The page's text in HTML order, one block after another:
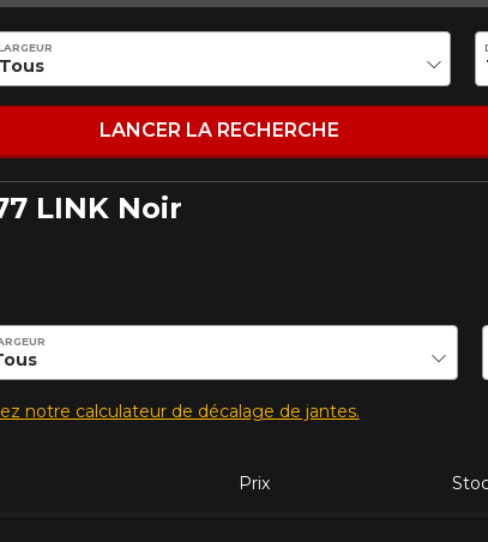
LINK Noir
LANCER LA RECHERCHE
ce produit.
notre calculateur de décalage de jantes.
Prix
d'équipement pour votre véhicule, vous devez vérifier